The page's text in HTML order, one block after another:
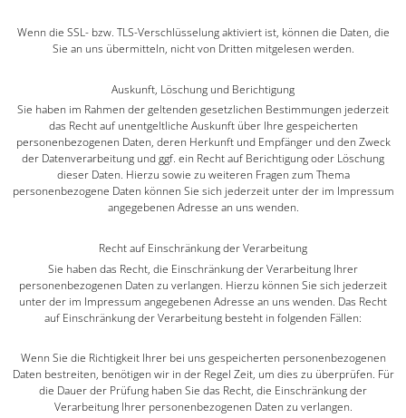
Wenn die SSL- bzw. TLS-Verschlüsselung aktiviert ist, können die Daten, die
Sie an uns übermitteln, nicht von Dritten mitgelesen werden.
Auskunft, Löschung und Berichtigung
Sie haben im Rahmen der geltenden gesetzlichen Bestimmungen jederzeit
das Recht auf unentgeltliche Auskunft über Ihre gespeicherten
personenbezogenen Daten, deren Herkunft und Empfänger und den Zweck
der Datenverarbeitung und ggf. ein Recht auf Berichtigung oder Löschung
dieser Daten. Hierzu sowie zu weiteren Fragen zum Thema
personenbezogene Daten können Sie sich jederzeit unter der im Impressum
angegebenen Adresse an uns wenden.
Recht auf Einschränkung der Verarbeitung
Sie haben das Recht, die Einschränkung der Verarbeitung Ihrer
personenbezogenen Daten zu verlangen. Hierzu können Sie sich jederzeit
unter der im Impressum angegebenen Adresse an uns wenden. Das Recht
auf Einschränkung der Verarbeitung besteht in folgenden Fällen:
Wenn Sie die Richtigkeit Ihrer bei uns gespeicherten personenbezogenen
Daten bestreiten, benötigen wir in der Regel Zeit, um dies zu überprüfen. Für
die Dauer der Prüfung haben Sie das Recht, die Einschränkung der
Verarbeitung Ihrer personenbezogenen Daten zu verlangen.